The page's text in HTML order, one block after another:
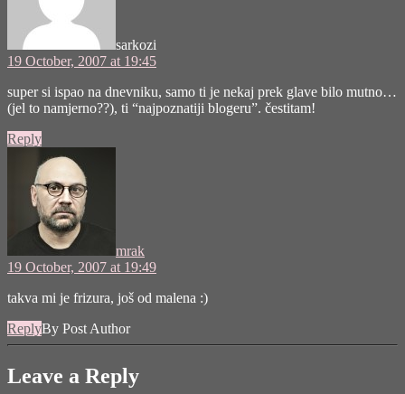
sarkozi
19 October, 2007 at 19:45
super si ispao na dnevniku, samo ti je nekaj prek glave bilo mutno…
(jel to namjerno??), ti “najpoznatiji blogeru”. čestitam!
Reply
mrak
19 October, 2007 at 19:49
takva mi je frizura, još od malena :)
ReplyBy Post Author
Leave a Reply